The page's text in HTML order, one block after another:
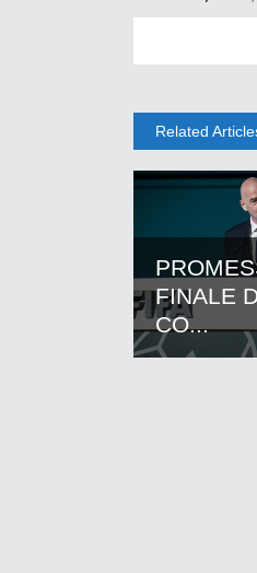
Related
FINALE
CO...